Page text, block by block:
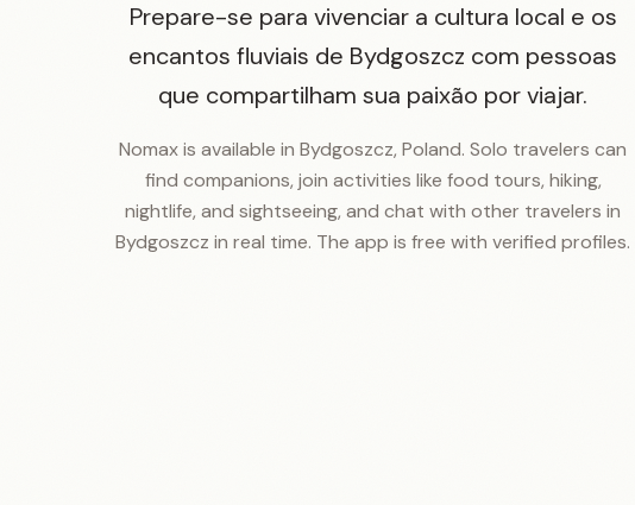
Prepare-se para vivenciar a cultura local e os
encantos fluviais de Bydgoszcz com pessoas
que compartilham sua paixão por viajar.
Nomax is available in Bydgoszcz, Poland. Solo travelers can
find companions, join activities like food tours, hiking,
nightlife, and sightseeing, and chat with other travelers in
Bydgoszcz in real time. The app is free with verified profiles.